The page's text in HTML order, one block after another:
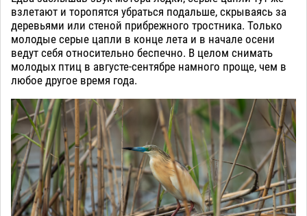
взлетают и торопятся убраться подальше, скрываясь за
деревьями или стеной прибрежного тростника. Только
молодые серые цапли в конце лета и в начале осени
ведут себя относительно беспечно. В целом снимать
молодых птиц в августе-сентябре намного проще, чем в
любое другое время года.